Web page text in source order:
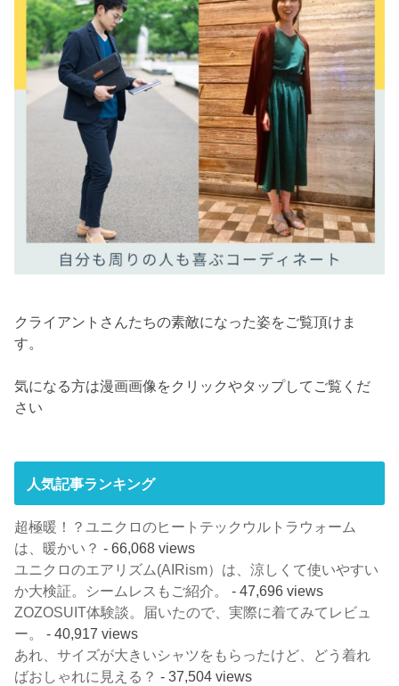
クライアントさんたちの素敵になった姿をご覧頂けま
す。
気になる方は漫画画像をクリックやタップしてご覧くだ
さい
人気記事ランキング
超極暖！？ユニクロのヒートテックウルトラウォーム
は、暖かい？ - 66,068 views
ユニクロのエアリズム(AIRism）は、涼しくて使いやすい
か大検証。シームレスもご紹介。
- 47,696 views
ZOZOSUIT体験談。届いたので、実際に着てみてレビュ
ー。
- 40,917 views
あれ、サイズが大きいシャツをもらったけど、どう着れ
ばおしゃれに見える？ - 37,504 views